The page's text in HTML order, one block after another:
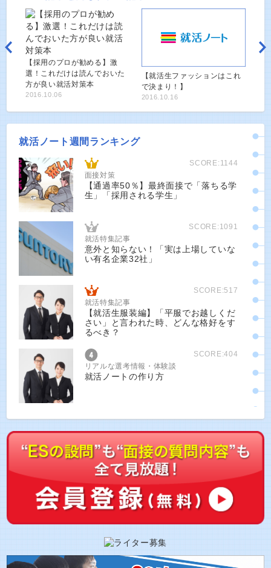
【採用のプロが勧める】激
選！これだけは読んでおいた
方が良い就活対策本
2016.10.06
【就活生ファッションはこれ
で決まり！】
2016.10.16
就活ノート週間ランキング
SCORE:1144
面接対策
【通過率50％】最終面接で「落ちる学
生」「採用される学生」
SCORE:1091
就活特集記事
意外と知らない！「実は上場していな
い有名企業32社」
SCORE:517
就活特集記事
【就活生服装編】「平服でお越しくだ
さい」と言われた時、どんな格好をす
るべき？
SCORE:404
リアルな選考情報・体験談
就活ノートの作り方